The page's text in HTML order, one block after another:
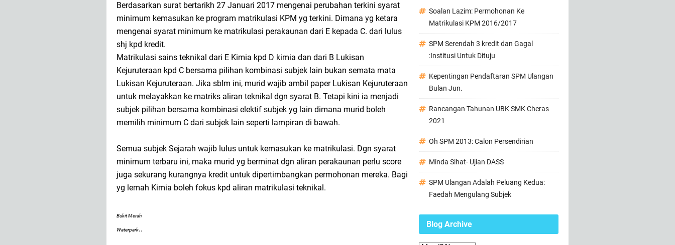
Berdasarkan surat bertarikh 27 Januari 2017 mengenai perubahan terkini syarat
minimum kemasukan ke program matrikulasi KPM yg terkini. Dimana yg ketara
mengenai syarat minimum ke matrikulasi perakaunan dari E kepada C. dari lulus
shj kpd kredit.
Matrikulasi sains teknikal dari E Kimia kpd D kimia dan dari B Lukisan
Kejuruteraan kpd C bersama pilihan kombinasi subjek lain bukan semata mata
Lukisan Kejuruteraan. Jika sblm ini, murid wajib ambil paper Lukisan Kejuruteraan
untuk melayakkan ke matriks aliran teknikal dgn syarat B. Tetapi kini ia menjadi
subjek pilihan bersama kombinasi elektif subjek yg lain dimana murid boleh
memilih minimum C dari subjek lain seperti lampiran di bawah.
Semua subjek Sejarah wajib lulus untuk kemasukan ke matrikulasi. Dgn syarat
minimum terbaru ini, maka murid yg berminat dgn aliran perakaunan perlu score
juga sekurang kurangnya kredit untuk dipertimbangkan permohonan mereka. Bagi
yg lemah Kimia boleh fokus kpd aliran matrikulasi teknikal.
Bukit Merah
Waterpark..
Soalan Lazim: Permohonan Ke
Matrikulasi KPM 2016/2017
SPM Serendah 3 kredit dan Gagal
:Institusi Untuk Dituju
Kepentingan Pendaftaran SPM Ulangan
Bulan Jun.
Rancangan Tahunan UBK SMK Cheras
2021
Oh SPM 2013: Calon Persendirian
Minda Sihat- Ujian DASS
SPM Ulangan Adalah Peluang Kedua:
Faedah Mengulang Subjek
Blog Archive